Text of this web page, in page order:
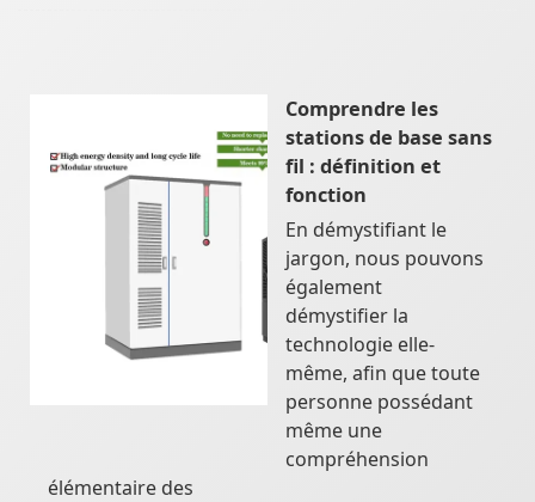
Comprendre les
stations de base sans
fil : définition et
fonction
En démystifiant le
jargon, nous pouvons
également
démystifier la
technologie elle-
même, afin que toute
personne possédant
même une
compréhension
élémentaire des